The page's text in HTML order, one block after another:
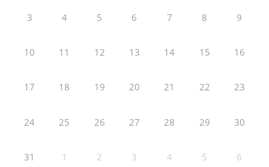
3 4 5 6 7 8 9
10 11 12 13 14 15 16
17 18 19 20 21 22 23
24 25 26 27 28 29 30
31 1 2 3 4 5 6